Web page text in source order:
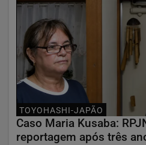
TOYOHASHI-JAPÃO
Caso Maria Kusaba:
reportagem após três